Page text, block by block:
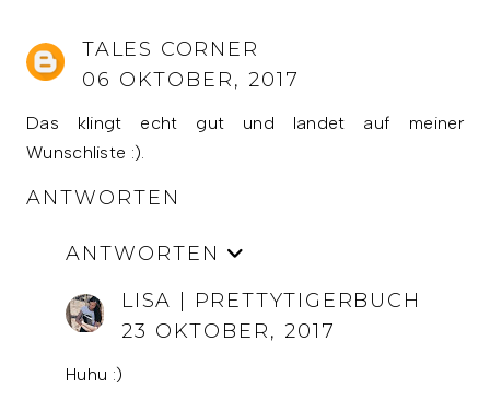
TALES CORNER
06 OKTOBER, 2017
Das klingt echt gut und landet auf meiner
Wunschliste :).
ANTWORTEN
ANTWORTEN
LISA | PRETTYTIGERBUCH
23 OKTOBER, 2017
Huhu :)